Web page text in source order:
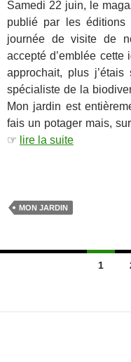
Samedi 22 juin, le
publié par les éditions
journée de visite de
accepté d’emblée cette
approchait, plus
spécialiste de la
Mon jardin est
fais un potager mais,
☞ lire la suite
MON JARDIN
articles
1